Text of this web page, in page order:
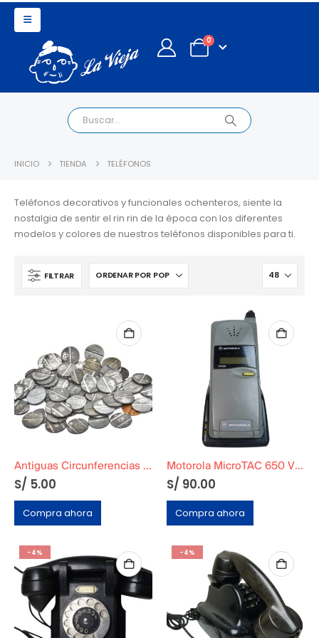
0
INICIO TIENDA TELÉFONOS
Teléfonos decorativos y funcionales ochenteros, siente la
nostalgia de sentir el rin rin de la época con los diferentes
modelos y colores de nuestros teléfonos disponibles para ti.
FILTRAR
Antiguas Circunferencias Metálicas Originales Rin
S/ 5.00
Compra ahora
Motorola MicroTAC 650 Vintage – Celular Flip Phone con Base de Carga Decorativo
S/ 90.00
Compra ahora
-4% -4%